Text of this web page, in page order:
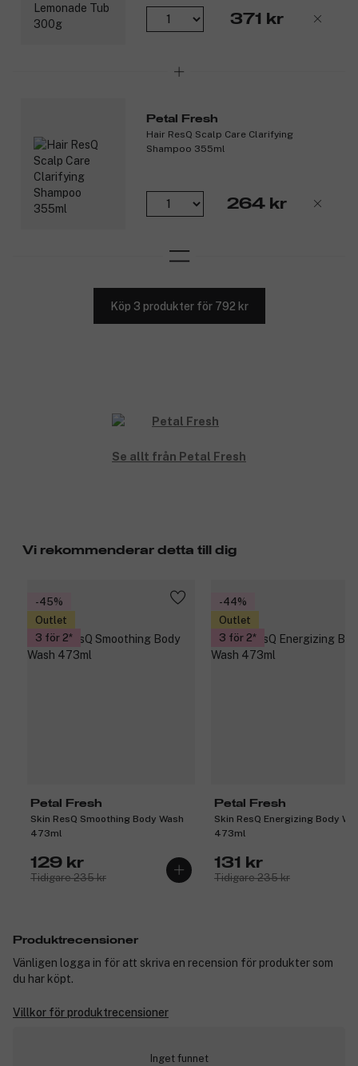
371 kr
Petal Fresh
Hair ResQ Scalp Care Clarifying
Shampoo 355ml
264 kr
Köp 3 produkter för 792 kr
Se allt från Petal Fresh
Vi rekommenderar detta till dig
-45%
Outlet
3 för 2
Petal Fresh
Skin ResQ Smoothing Body Wash
473ml
129 kr
Tidigare 235 kr
-44%
Outlet
3 för 2
Petal Fresh
Skin ResQ Energizing Body
473ml
131 kr
Tidigare 235 kr
Produktrecensioner
Vänligen logga in för att skriva en recension för produkter som
du har köpt.
Villkor för produktrecensioner
Inget funnet